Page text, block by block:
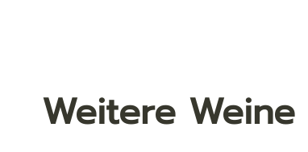
Weitere Weine